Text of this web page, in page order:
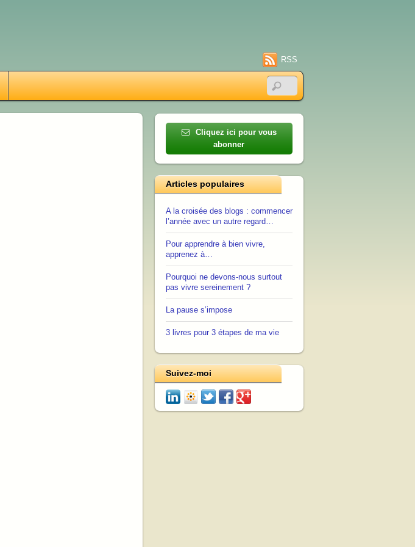
RSS
Cliquez ici pour vous
abonner
Articles populaires
A la croisée des blogs : commencer
l’année avec un autre regard…
Pour apprendre à bien vivre,
apprenez à…
Pourquoi ne devons-nous surtout
pas vivre sereinement ?
La pause s’impose
3 livres pour 3 étapes de ma vie
Suivez-moi